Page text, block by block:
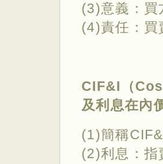
(3)意義：買
(4)責任：買
CIF&I（
及利息在內
(1)簡稱
(2)利息：指